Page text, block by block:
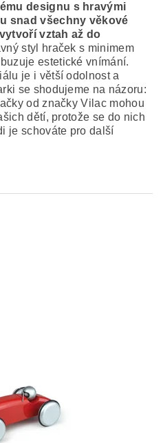
designu s hravými
snad všechny věkové
vztah až do
styl hraček s minimem
estetické vnímání.
je i větší odolnost a
se shodujeme na názoru:
od značky Vilac mohou
dětí, protože se do nich
je schováte pro další